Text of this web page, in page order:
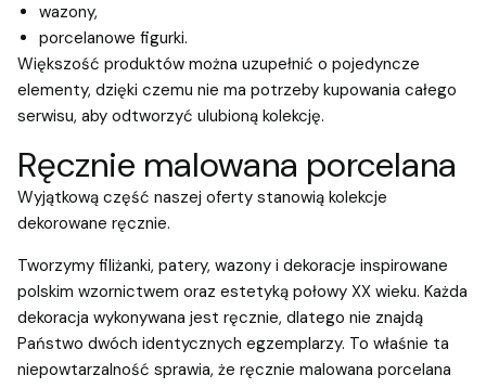
wazony,
porcelanowe figurki.
Większość produktów można uzupełnić o pojedyncze
elementy, dzięki czemu nie ma potrzeby kupowania całego
serwisu, aby odtworzyć ulubioną kolekcję.
Ręcznie malowana porcelana
Wyjątkową część naszej oferty stanowią kolekcje
dekorowane ręcznie.
Tworzymy filiżanki, patery, wazony i dekoracje inspirowane
polskim wzornictwem oraz estetyką połowy XX wieku. Każda
dekoracja wykonywana jest ręcznie, dlatego nie znajdą
Państwo dwóch identycznych egzemplarzy. To właśnie ta
niepowtarzalność sprawia, że ręcznie malowana porcelana